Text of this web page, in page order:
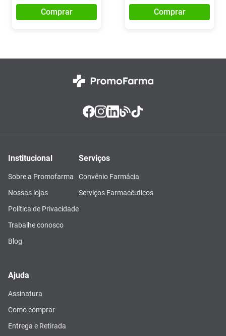
Comprar Comprar
Institucional
Sobre a Promofarma
Nossas lojas
Política de Privacidade
Trabalhe conosco
Blog
Serviços
Convênio Farmácia
Serviços Farmacêuticos
Ajuda
Assinatura
Como comprar
Entrega e Retirada